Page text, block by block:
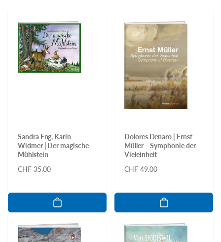
Sandra Eng, Karin
Widmer | Der magische
Mühlstein
Normaler
CHF 35.00
Dolores Denaro | Ernst
Müller – Symphonie der
Vieleinheit
Normaler
CHF 49.00